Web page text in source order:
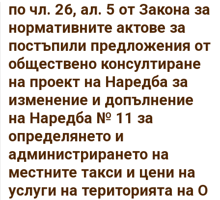
по чл. 26, ал. 5 от Закона за
нормативните актове за
постъпили предложения от
обществено консултиране
на проект на Наредба за
изменение и допълнение
на Наредба № 11 за
определянето и
администрирането на
местните такси и цени на
услуги на територията на О